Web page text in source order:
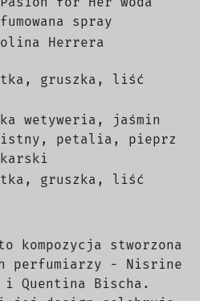
spray
Herrera
gruszka, liść
wetyweria, jaśmin
petalia, pieprz
gruszka, liść
kompozycja stworzona
perfumiarzy - Nisrine
Quentina Bischa.